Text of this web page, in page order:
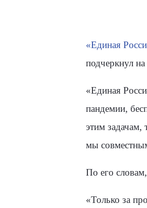
«Единая
подчеркнул
«Единая
пандемии,
этим
мы
По его
«Только за